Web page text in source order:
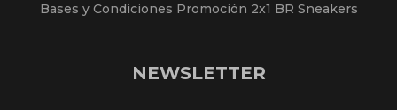
Bases y Condiciones Promoción 2x1 BR Sneakers
NEWSLETTER